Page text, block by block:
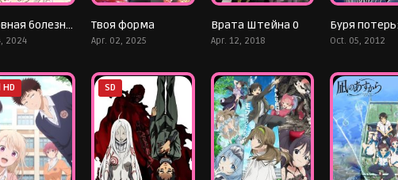
Любовная болезнь Хананои
2024
Твоя форма
Apr. 02, 2025
Врата Штейна 0
Apr. 12, 2018 Oct. 05, 2012
HD SD